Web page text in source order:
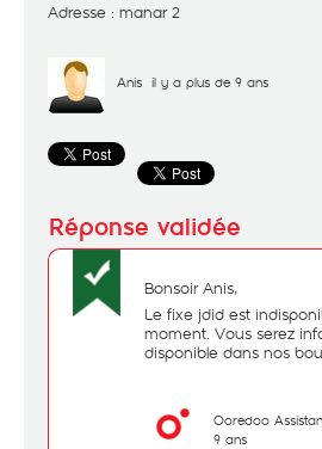
Adresse : manar 2
Anis il y a plus de 9 ans
Bonsoir Anis,
Le fixe jdid est
moment. Vous serez
disponible dans nos
Ooredoo
9 ans